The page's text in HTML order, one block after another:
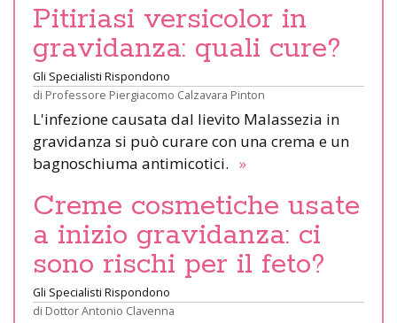
Pitiriasi versicolor in
gravidanza: quali cure?
Gli Specialisti Rispondono
di Professore Piergiacomo Calzavara Pinton
L'infezione causata dal lievito Malassezia in
gravidanza si può curare con una crema e un
bagnoschiuma antimicotici. »
Creme cosmetiche usate
a inizio gravidanza: ci
sono rischi per il feto?
Gli Specialisti Rispondono
di Dottor Antonio Clavenna